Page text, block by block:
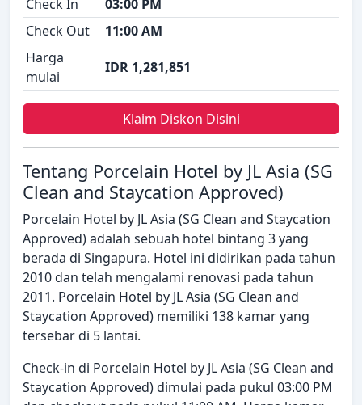
Check In
03:00 PM
Check Out
11:00 AM
Harga
mulai
IDR 1,281,851
Klaim Diskon Disini
Tentang Porcelain Hotel by JL Asia (SG
Clean and Staycation Approved)
Porcelain Hotel by JL Asia (SG Clean and Staycation
Approved) adalah sebuah hotel bintang 3 yang
berada di Singapura. Hotel ini didirikan pada tahun
2010 dan telah mengalami renovasi pada tahun
2011. Porcelain Hotel by JL Asia (SG Clean and
Staycation Approved) memiliki 138 kamar yang
tersebar di 5 lantai.
Check-in di Porcelain Hotel by JL Asia (SG Clean and
Staycation Approved) dimulai pada pukul 03:00 PM